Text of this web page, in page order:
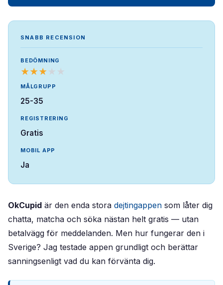
SNABB RECENSION
BEDÖMNING
★★★ ★ ★
MÅLGRUPP
25-35
REGISTRERING
Gratis
MOBIL APP
Ja
OkCupid är den enda stora dejtingappen som låter dig
chatta, matcha och söka nästan helt gratis — utan
betalvägg för meddelanden. Men hur fungerar den i
Sverige? Jag testade appen grundligt och berättar
sanningsenligt vad du kan förvänta dig.